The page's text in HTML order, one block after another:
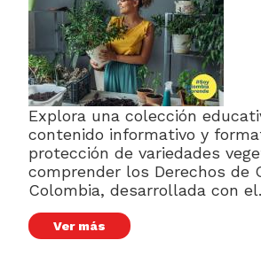
Explora una colección
contenido informativo y
protección de variedades
comprender los Derechos de
Colombia, desarrollada con
Ver más